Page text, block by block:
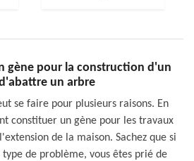
gène pour la construction d'un
un arbre
se faire pour plusieurs raisons. En
constituer un gène pour les travaux
de la maison. Sachez que si
de problème, vous êtes prié de